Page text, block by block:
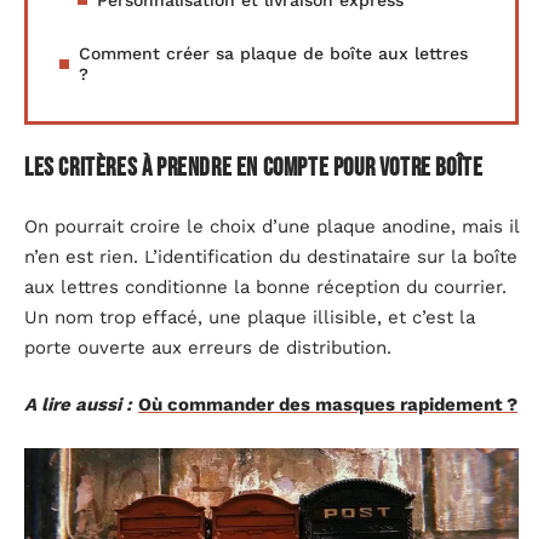
Comment créer sa plaque de boîte aux lettres
?
Les critères à prendre en compte pour votre boîte
On pourrait croire le choix d’une plaque anodine, mais il
n’en est rien. L’identification du destinataire sur la boîte
aux lettres conditionne la bonne réception du courrier.
Un nom trop effacé, une plaque illisible, et c’est la
porte ouverte aux erreurs de distribution.
A lire aussi : Où commander des masques rapidement ?